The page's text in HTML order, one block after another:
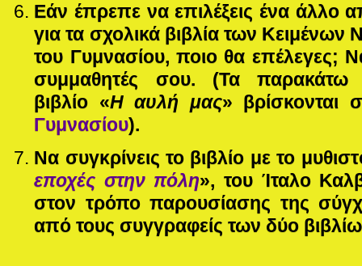
Εάν έπρεπε να επιλέξεις ένα άλλο
για τα σχολικά βιβλία των Κειμένων
του Γυμνασίου, ποιο θα επέλεγες;
συμμαθητές σου. (Τα
βιβλίο «Η αυλή μας» βρίσκονται
Γυμνασίου).
Να συγκρίνεις το βιβλίο με το
εποχές στην πόλη», του Ίταλο
στον τρόπο παρουσίασης της
από τους συγγραφείς των δύο